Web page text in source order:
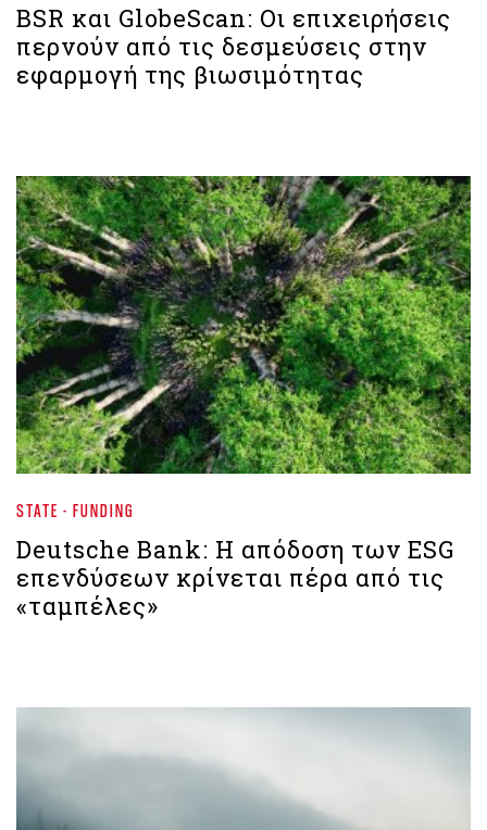
BSR και GlobeScan: Οι επιχειρήσεις
περνούν από τις δεσμεύσεις στην
εφαρμογή της βιωσιμότητας
STATE - FUNDING
Deutsche Bank: Η απόδοση των ESG
επενδύσεων κρίνεται πέρα από τις
«ταμπέλες»